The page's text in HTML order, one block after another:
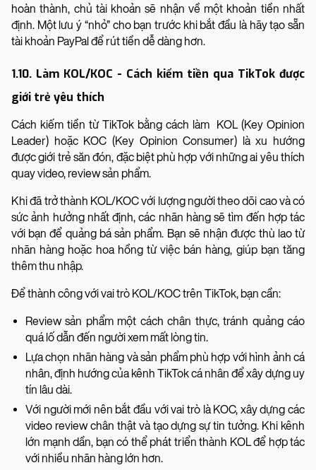
hoàn thành, chủ tài khoản sẽ nhận về một khoản tiền nhất
định. Một lưu ý “nhỏ” cho bạn trước khi bắt đầu là hãy tạo sẵn
tài khoản PayPal để rút tiền dễ dàng hơn.
1.10. Làm KOL/KOC - Cách kiếm tiền qua TikTok được
giới trẻ yêu thích
Cách kiếm tiền từ TikTok bằng cách làm KOL (Key Opinion
Leader) hoặc KOC (Key Opinion Consumer) là xu hướng
được giới trẻ săn đón, đặc biệt phù hợp với những ai yêu thích
quay video, review sản phẩm.
Khi đã trở thành KOL/KOC với lượng người theo dõi cao và có
sức ảnh hưởng nhất định, các nhãn hàng sẽ tìm đến hợp tác
với bạn để quảng bá sản phẩm. Bạn sẽ nhận được thù lao từ
nhãn hàng hoặc hoa hồng từ việc bán hàng, giúp bạn tăng
thêm thu nhập.
Để thành công với vai trò KOL/KOC trên TikTok, bạn cần:
Review sản phẩm một cách chân thực, tránh quảng cáo
quá lố dẫn đến người xem mất lòng tin.
Lựa chọn nhãn hàng và sản phẩm phù hợp với hình ảnh cá
nhân, định hướng của kênh TikTok cá nhân để xây dựng uy
tín lâu dài.
Với người mới nên bắt đầu với vai trò là KOC, xây dựng các
video review chân thật và tạo dựng sự tin tưởng. Khi kênh
lớn mạnh dần, bạn có thể phát triển thành KOL để hợp tác
với nhiều nhãn hàng lớn hơn.